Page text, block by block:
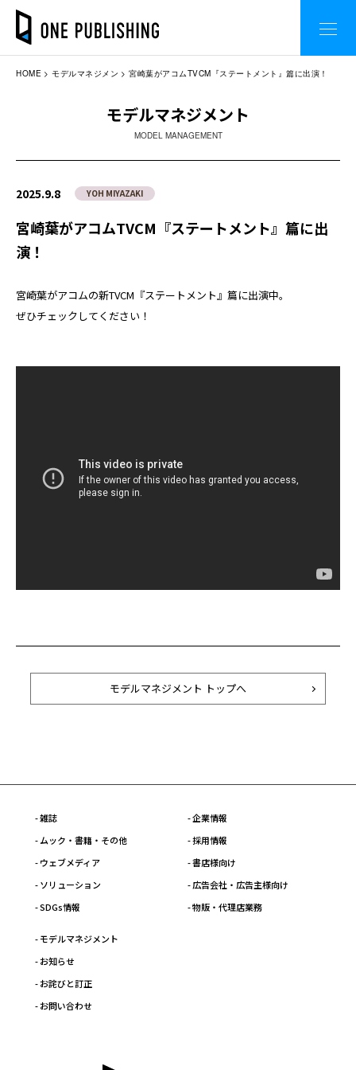
HOME モデルマネジメン 宮崎葉がアコムTVCM『ステートメント』篇に出演！
モデルマネジメント
MODEL MANAGEMENT
2025.9.8 YOH MIYAZAKI
宮崎葉がアコムTVCM『ステートメント』篇に出
演！
宮崎葉がアコムの新TVCM『ステートメント』篇に出演中。
ぜひチェックしてください！
モデルマネジメント トップへ
- 雑誌
- ムック・書籍・その他
- ウェブメディア
- ソリューション
- SDGs情報
- 企業情報
- 採用情報
- 書店様向け
- 広告会社・広告主様向け
- 物販・代理店業務
- モデルマネジメント
- お知らせ
- お詫びと訂正
- お問い合わせ